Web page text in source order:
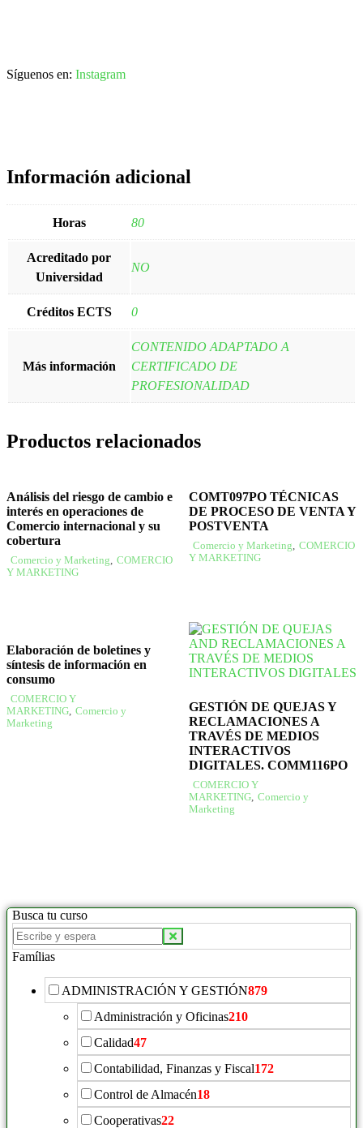
Síguenos en: Instagram
Información adicional
Horas 80
Acreditado por
Universidad
NO
Créditos ECTS 0
Más información
CONTENIDO ADAPTADO A
CERTIFICADO DE
PROFESIONALIDAD
Productos relacionados
Análisis del riesgo de cambio e
interés en operaciones de
Comercio internacional y su
cobertura
Comercio y Marketing, COMERCIO
Y MARKETING
COMT097PO TÉCNICAS
DE PROCESO DE VENTA Y
POSTVENTA
Comercio y Marketing, COMERCIO
Y MARKETING
Elaboración de boletines y
síntesis de información en
consumo
COMERCIO Y
MARKETING Comercio y
Marketing
GESTIÓN DE QUEJAS Y
RECLAMACIONES A
TRAVÉS DE MEDIOS
INTERACTIVOS
DIGITALES. COMM116PO
COMERCIO Y
MARKETING, Comercio y
Marketing
Busca tu curso
Famílias
ADMINISTRACIÓN Y GESTIÓN879
Administración y Oficinas210
Calidad47
Contabilidad, Finanzas y Fiscal172
Control de Almacén18
Cooperativas22